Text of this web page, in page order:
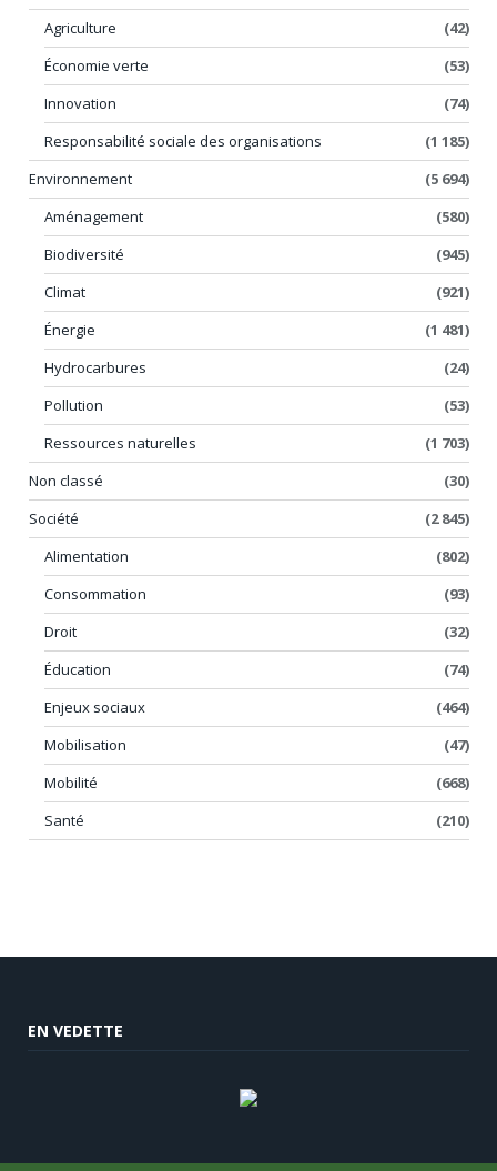
Agriculture
(42)
Économie verte
(53)
Innovation
(74)
Responsabilité sociale des organisations
(1 185)
Environnement
(5 694)
Aménagement
(580)
Biodiversité
(945)
Climat
(921)
Énergie
(1 481)
Hydrocarbures
(24)
Pollution
(53)
Ressources naturelles
(1 703)
Non classé
(30)
Société
(2 845)
Alimentation
(802)
Consommation
(93)
Droit
(32)
Éducation
(74)
Enjeux sociaux
(464)
Mobilisation
(47)
Mobilité
(668)
Santé
(210)
EN VEDETTE